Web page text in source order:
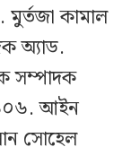
কামাল
অ্যাড.
সম্পাদক
আইন
সোহেল